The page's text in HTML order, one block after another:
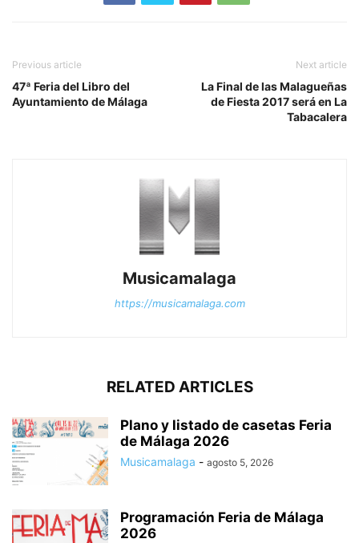
Previous article
47ª Feria del Libro del
Ayuntamiento de Málaga
Next article
La Final de las Malagueñas
de Fiesta 2017 será en La
Tabacalera
Musicamalaga
https://musicamalaga.com
RELATED ARTICLES
Plano y listado de casetas Feria
de Málaga 2026
Musicamalaga - agosto 5, 2026
Programación Feria de Málaga
2026